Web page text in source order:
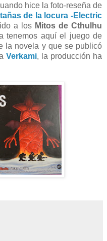
hice la foto-reseña de
de la locura -Electric
a los Mitos de Cthulhu
tenemos aquí el juego de
la novela y que se publicó
Verkami, la producción ha